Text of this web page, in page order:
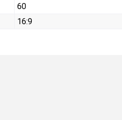
60
16:9